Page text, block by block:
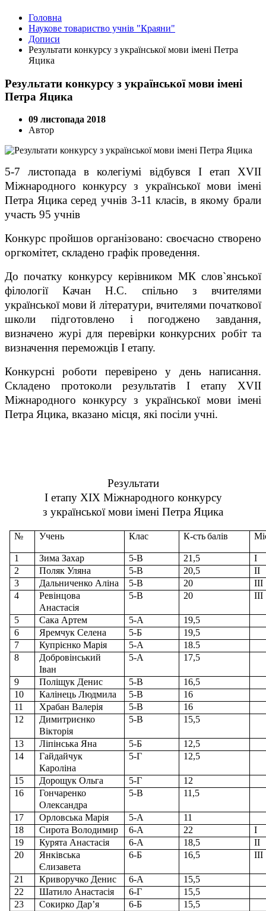
Головна
Наукове товариство учнів "Краяни"
Дописи
Результати конкурсу з української мови імені Петра
Яцика
Результати конкурсу з української мови імені
Петра Яцика
09 листопада 2018
Автор
5-7 листопада в колегіумі відбувся І етап ХVІІ
Міжнародного конкурсу з української мови імені
Петра Яцика серед учнів 3-11 класів, в якому брали
участь 95 учнів
Конкурс пройшов організовано: своєчасно створено
оргкомітет, складено графік проведення.
До початку конкурсу керівником МК слов`янської
філології Качан Н.С. спільно з вчителями
української мови й літератури, вчителями початкової
школи підготовлено і погоджено завдання,
визначено журі для перевірки конкурсних робіт та
визначення переможців І етапу.
Конкурсні роботи перевірено у день написання.
Складено протоколи результатів І етапу ХVІІ
Міжнародного конкурсу з української мови імені
Петра Яцика, вказано місця, які посіли учні.
Результати
І етапу ХІХ Міжнародного конкурсу
з української мови імені Петра Яцика
№ Учень Клас К-стьбалів
1 Зима Захар 5-В 21,5
І
2
Поляк Уляна 5-В 20,5
ІІ
3
Дальниченко Аліна 5-В 20
ІІІ
4
Ревінцова
Анастасія
5-В 20 ІІІ
5 Сака Артем 5-А
19,5
6
Яремчук Селена 5-Б
19,5
7
Купрієнко Марія 5-А
18.5
8
Добровінський
Іван
5-А 17,5
9 Поліщук Денис 5-В
16,5
10
Калінець Людмила 5-В
16
11
Храбан Валерія 5-В
16
12
Димитриєнко
Вікторія
5-В 15,5
13 Ліпінська Яна 5-Б
12,5
14
Гайдайчук
Кароліна
5-Г 12,5
15 Дорощук Ольга 5-Г
12
16
Гончаренко
Олександра
5-В 11,5
17 Орловська Марія 5-А
11
18
Сирота Володимир 6-А 22
І
19
Курята Анастасія 6-А 18,5
ІІ
20
Янківська
Єлизавета
6-Б 16,5 ІІІ
21 Криворучко Денис 6-А
15,5
22
Шатило Анастасія 6-Г
15,5
23
Сокирко Дар’я 6-Б
15,5